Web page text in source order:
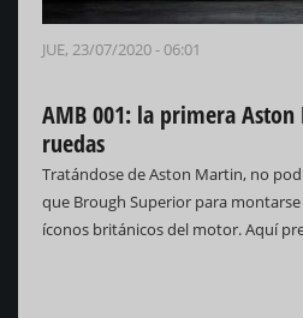
JUE, 23/07/2020 - 06:01
AMB 001: la primera
ruedas
Tratándose de Aston Martin, no
que Brough Superior para
íconos británicos del motor. Aquí